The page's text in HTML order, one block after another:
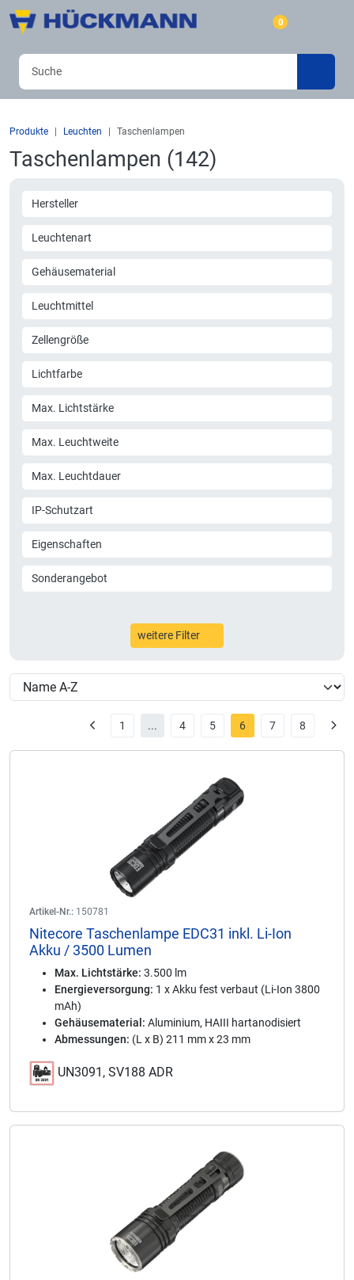
0
Produkte Leuchten Taschenlampen
Taschenlampen (142)
Hersteller
Leuchtenart
Gehäusematerial
Leuchtmittel
Zellengröße
Lichtfarbe
Max. Lichtstärke
Max. Leuchtweite
Max. Leuchtdauer
IP-Schutzart
Eigenschaften
Sonderangebot
weitere Filter
1 ... 4 5 6 7 8
Artikel-Nr.: 150781
Nitecore Taschenlampe EDC31 inkl. Li-Ion
Akku / 3500 Lumen
Max. Lichtstärke: 3.500 lm
Energieversorgung: 1 x Akku fest verbaut (Li-Ion 3800
mAh)
Gehäusematerial: Aluminium, HAIII hartanodisiert
Abmessungen: (L x B) 211 mm x 23 mm
UN3091, SV188 ADR